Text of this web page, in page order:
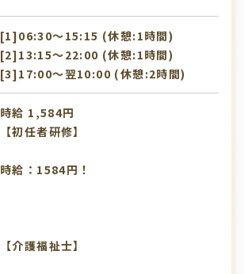
[1]06:30〜15:15 (休憩:1時間)
[2]13:15〜22:00 (休憩:1時間)
[3]17:00〜翌10:00 (休憩:2時間)
時給 1,584円
【初任者研修】
時給：1584円！
【介護福祉士】